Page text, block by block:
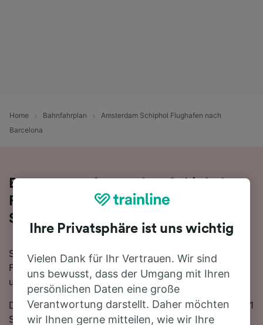
Home Bahnfahrplan
Amsterdam Schiphol Flughafen nach
Barcelona
Bequem von Amsterdam Schiphol
Flughafen nach Barcelona - nehmen
Sie den Zug!
Sie wollen mit dem Zug von Amsterdam Schiphol
Flughafen nach Barcelona reisen? Dann sind Sie bei
uns genau richtig!
Die Fahrtzeit beträgt mit der schnellsten Verbindung 11
Stunden 35 Minuten. Auf der 1231 km langen Strecke
Ihre Privatsphäre ist uns wichtig
Vielen Dank für Ihr Vertrauen. Wir sind
uns bewusst, dass der Umgang mit Ihren
persönlichen Daten eine große
Verantwortung darstellt. Daher möchten
wir Ihnen gerne mitteilen, wie wir Ihre